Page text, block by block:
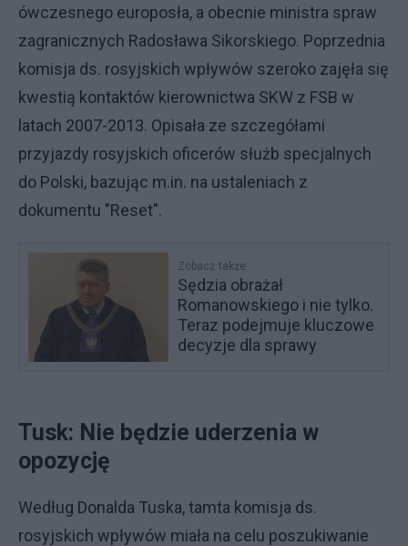
ówczesnego europosła, a obecnie ministra spraw
zagranicznych Radosława Sikorskiego. Poprzednia
komisja ds. rosyjskich wpływów szeroko zajęła się
kwestią kontaktów kierownictwa SKW z FSB w
latach 2007-2013. Opisała ze szczegółami
przyjazdy rosyjskich oficerów służb specjalnych
do Polski, bazując m.in. na ustaleniach z
dokumentu "Reset".
Zobacz także
Sędzia obrażał
Romanowskiego i nie tylko.
Teraz podejmuje kluczowe
decyzje dla sprawy
Tusk: Nie będzie uderzenia w
opozycję
Według Donalda Tuska, tamta komisja ds.
rosyjskich wpływów miała na celu poszukiwanie